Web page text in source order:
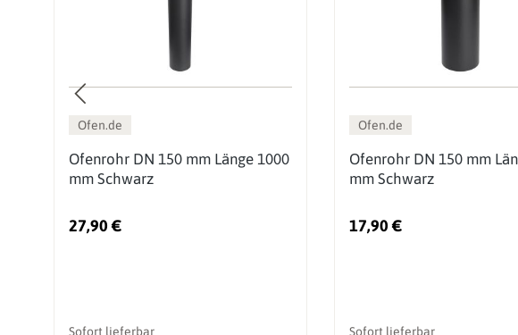
Ofen.de
Ofenrohr DN 150 mm Länge 1000
mm Schwarz
27,90 €
Sofort lieferbar
Ofen.de
Ofenrohr DN 150 mm
mm Schwarz
17,90 €
Sofort lieferbar